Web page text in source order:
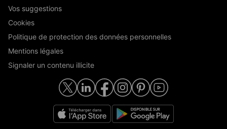
Vos suggestions
Cookies
Politique de protection des données personnelles
Mentions légales
Signaler un contenu illicite